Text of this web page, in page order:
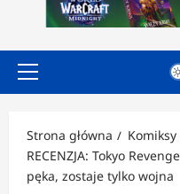
Menu
Strona główna
Komiksy
RECENZJA: Tokyo
pęka, zostaje tylko wojna